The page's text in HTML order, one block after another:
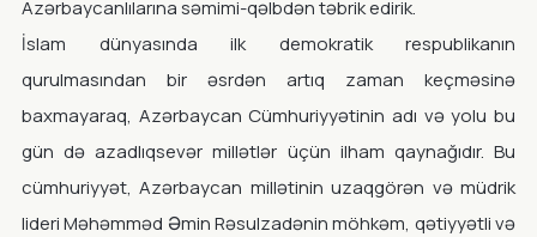
Azərbaycanlılarına səmimi-qəlbdən təbrik edirik.
İslam dünyasında ilk demokratik respublikanın
qurulmasından bir əsrdən artıq zaman keçməsinə
baxmayaraq, Azərbaycan Cümhuriyyətinin adı və yolu bu
gün də azadlıqsevər millətlər üçün ilham qaynağıdır. Bu
cümhuriyyət, Azərbaycan millətinin uzaqgörən və müdrik
lideri Məhəmməd Əmin Rəsulzadənin möhkəm, qətiyyətli və